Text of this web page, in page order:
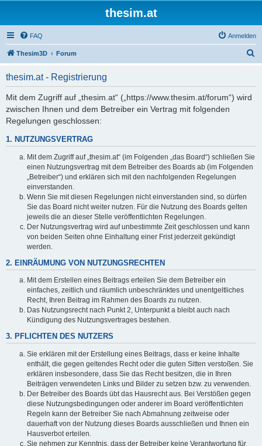
thesim.at
FAQ Anmelden
Thesim3D Forum
thesim.at - Registrierung
Mit dem Zugriff auf „thesim.at“ („https://www.thesim.at/forum“) wird
zwischen Ihnen und dem Betreiber ein Vertrag mit folgenden
Regelungen geschlossen:
1. NUTZUNGSVERTRAG
Mit dem Zugriff auf „thesim.at“ (im Folgenden „das Board“) schließen Sie
einen Nutzungsvertrag mit dem Betreiber des Boards ab (im Folgenden
„Betreiber“) und erklären sich mit den nachfolgenden Regelungen
einverstanden.
Wenn Sie mit diesen Regelungen nicht einverstanden sind, so dürfen
Sie das Board nicht weiter nutzen. Für die Nutzung des Boards gelten
jeweils die an dieser Stelle veröffentlichten Regelungen.
Der Nutzungsvertrag wird auf unbestimmte Zeit geschlossen und kann
von beiden Seiten ohne Einhaltung einer Frist jederzeit gekündigt
werden.
2. EINRÄUMUNG VON NUTZUNGSRECHTEN
Mit dem Erstellen eines Beitrags erteilen Sie dem Betreiber ein
einfaches, zeitlich und räumlich unbeschränktes und unentgeltliches
Recht, Ihren Beitrag im Rahmen des Boards zu nutzen.
Das Nutzungsrecht nach Punkt 2, Unterpunkt a bleibt auch nach
Kündigung des Nutzungsvertrages bestehen.
3. PFLICHTEN DES NUTZERS
Sie erklären mit der Erstellung eines Beitrags, dass er keine Inhalte
enthält, die gegen geltendes Recht oder die guten Sitten verstoßen. Sie
erklären insbesondere, dass Sie das Recht besitzen, die in Ihren
Beiträgen verwendeten Links und Bilder zu setzen bzw. zu verwenden.
Der Betreiber des Boards übt das Hausrecht aus. Bei Verstößen gegen
diese Nutzungsbedingungen oder anderer im Board veröffentlichten
Regeln kann der Betreiber Sie nach Abmahnung zeitweise oder
dauerhaft von der Nutzung dieses Boards ausschließen und Ihnen ein
Hausverbot erteilen.
Sie nehmen zur Kenntnis, dass der Betreiber keine Verantwortung für